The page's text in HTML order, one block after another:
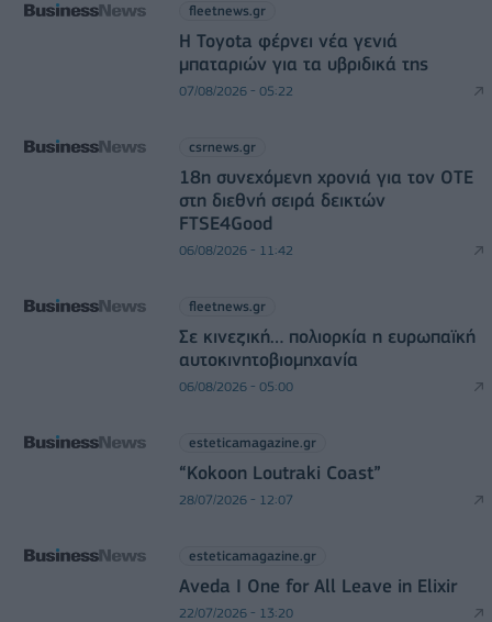
fleetnews.gr
Η Toyota φέρνει νέα γενιά
μπαταριών για τα υβριδικά της
07/08/2026 - 05:22
csrnews.gr
18η συνεχόμενη χρονιά για τον ΟΤΕ
στη διεθνή σειρά δεικτών
FTSE4Good
06/08/2026 - 11:42
fleetnews.gr
Σε κινεζική… πολιορκία η ευρωπαϊκή
αυτοκινητοβιομηχανία
06/08/2026 - 05:00
esteticamagazine.gr
“Kokoon Loutraki Coast”
28/07/2026 - 12:07
esteticamagazine.gr
Aveda I One for All Leave in Elixir
22/07/2026 - 13:20